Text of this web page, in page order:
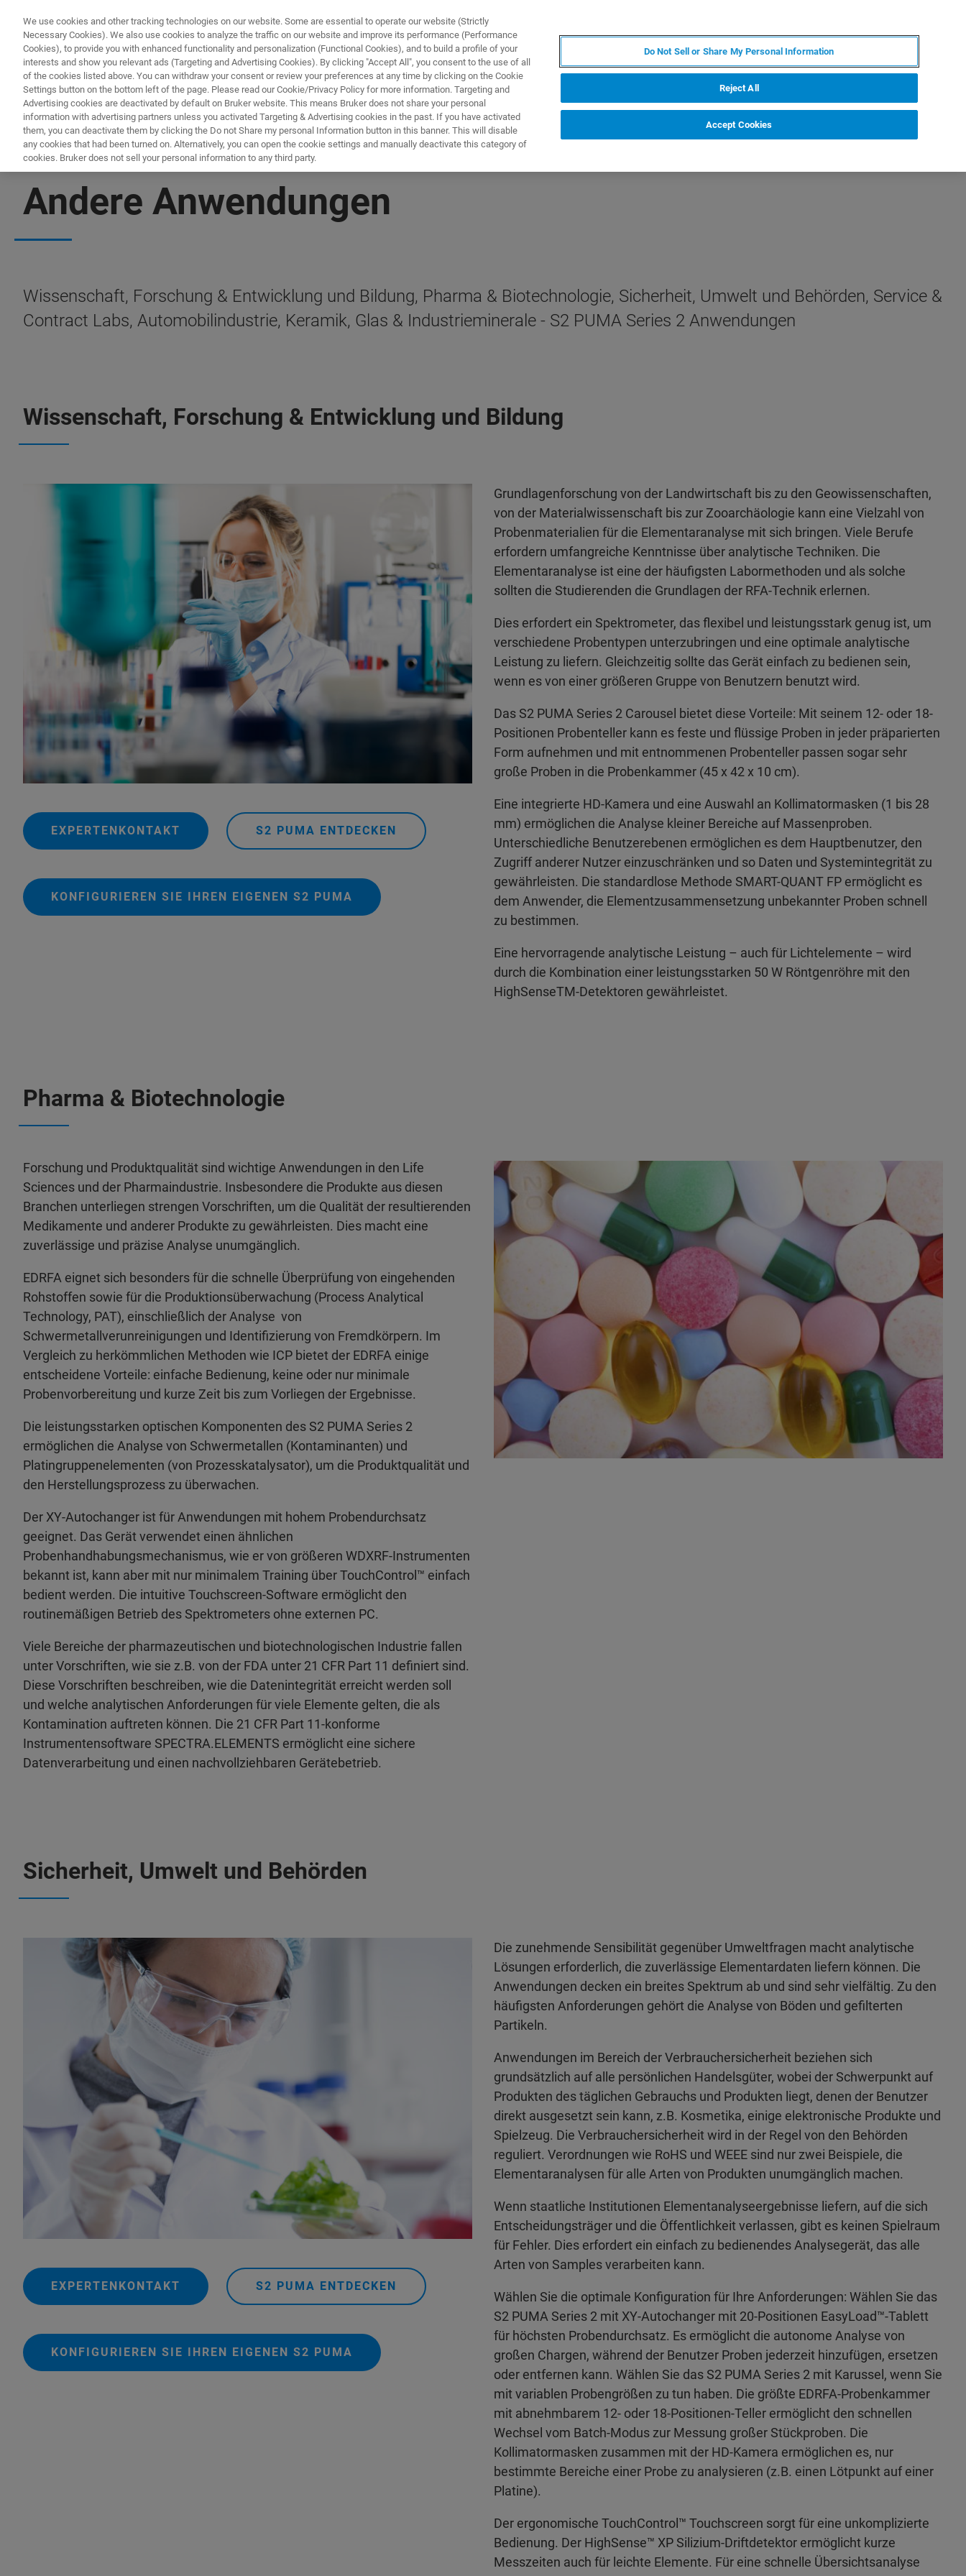
PRODUKTE & LÖSUNGEN ANWENDUNGEN SERVICE
Andere Anwendungen
Wissenschaft, Forschung & Entwicklung und Bildung, Pharma & Biotechnologie, Sicherheit, Umwelt und Behörden, Service &
Contract Labs, Automobilindustrie, Keramik, Glas & Industrieminerale - S2 PUMA Series 2 Anwendungen
Wissenschaft, Forschung & Entwicklung und Bildung
EXPERTENKONTAKT S2 PUMA ENTDECKEN
KONFIGURIEREN SIE IHREN EIGENEN S2 PUMA
Grundlagenforschung von der Landwirtschaft bis zu den Geowissenschaften,
von der Materialwissenschaft bis zur Zooarchäologie kann eine Vielzahl von
Probenmaterialien für die Elementaranalyse mit sich bringen. Viele Berufe
erfordern umfangreiche Kenntnisse über analytische Techniken. Die
Elementaranalyse ist eine der häufigsten Labormethoden und als solche
sollten die Studierenden die Grundlagen der RFA-Technik erlernen.
Dies erfordert ein Spektrometer, das flexibel und leistungsstark genug ist, um
verschiedene Probentypen unterzubringen und eine optimale analytische
Leistung zu liefern. Gleichzeitig sollte das Gerät einfach zu bedienen sein,
wenn es von einer größeren Gruppe von Benutzern benutzt wird.
Das S2 PUMA Series 2 Carousel bietet diese Vorteile: Mit seinem 12- oder 18-
Positionen Probenteller kann es feste und flüssige Proben in jeder präparierten
Form aufnehmen und mit entnommenen Probenteller passen sogar sehr
große Proben in die Probenkammer (45 x 42 x 10 cm).
Eine integrierte HD-Kamera und eine Auswahl an Kollimatormasken (1 bis 28
mm) ermöglichen die Analyse kleiner Bereiche auf Massenproben.
Unterschiedliche Benutzerebenen ermöglichen es dem Hauptbenutzer, den
Zugriff anderer Nutzer einzuschränken und so Daten und Systemintegrität zu
gewährleisten. Die standardlose Methode SMART-QUANT FP ermöglicht es
dem Anwender, die Elementzusammensetzung unbekannter Proben schnell
zu bestimmen.
Eine hervorragende analytische Leistung – auch für Lichtelemente – wird
durch die Kombination einer leistungsstarken 50 W Röntgenröhre mit den
HighSenseTM-Detektoren gewährleistet.
Pharma & Biotechnologie
Forschung und Produktqualität sind wichtige Anwendungen in den Life
Sciences und der Pharmaindustrie. Insbesondere die Produkte aus diesen
Branchen unterliegen strengen Vorschriften, um die Qualität der resultierenden
Medikamente und anderer Produkte zu gewährleisten. Dies macht eine
zuverlässige und präzise Analyse unumgänglich.
EDRFA eignet sich besonders für die schnelle Überprüfung von eingehenden
Rohstoffen sowie für die Produktionsüberwachung (Process Analytical
Technology, PAT), einschließlich der Analyse von
Schwermetallverunreinigungen und Identifizierung von Fremdkörpern. Im
Vergleich zu herkömmlichen Methoden wie ICP bietet der EDRFA einige
entscheidene Vorteile: einfache Bedienung, keine oder nur minimale
Probenvorbereitung und kurze Zeit bis zum Vorliegen der Ergebnisse.
Die leistungsstarken optischen Komponenten des S2 PUMA Series 2
ermöglichen die Analyse von Schwermetallen (Kontaminanten) und
Platingruppenelementen (von Prozesskatalysator), um die Produktqualität und
den Herstellungsprozess zu überwachen.
Der XY-Autochanger ist für Anwendungen mit hohem Probendurchsatz
geeignet. Das Gerät verwendet einen ähnlichen
Probenhandhabungsmechanismus, wie er von größeren WDXRF-Instrumenten
bekannt ist, kann aber mit nur minimalem Training über TouchControl™ einfach
bedient werden. Die intuitive Touchscreen-Software ermöglicht den
routinemäßigen Betrieb des Spektrometers ohne externen PC.
Viele Bereiche der pharmazeutischen und biotechnologischen Industrie fallen
unter Vorschriften, wie sie z.B. von der FDA unter 21 CFR Part 11 definiert sind.
Diese Vorschriften beschreiben, wie die Datenintegrität erreicht werden soll
und welche analytischen Anforderungen für viele Elemente gelten, die als
Kontamination auftreten können. Die 21 CFR Part 11-konforme
Instrumentensoftware SPECTRA.ELEMENTS ermöglicht eine sichere
Datenverarbeitung und einen nachvollziehbaren Gerätebetrieb.
Sicherheit, Umwelt und Behörden
EXPERTENKONTAKT S2 PUMA ENTDECKEN
KONFIGURIEREN SIE IHREN EIGENEN S2 PUMA
Die zunehmende Sensibilität gegenüber Umweltfragen macht analytische
Lösungen erforderlich, die zuverlässige Elementardaten liefern können. Die
Anwendungen decken ein breites Spektrum ab und sind sehr vielfältig. Zu den
häufigsten Anforderungen gehört die Analyse von Böden und gefilterten
Partikeln.
Anwendungen im Bereich der Verbrauchersicherheit beziehen sich
grundsätzlich auf alle persönlichen Handelsgüter, wobei der Schwerpunkt auf
Produkten des täglichen Gebrauchs und Produkten liegt, denen der Benutzer
direkt ausgesetzt sein kann, z.B. Kosmetika, einige elektronische Produkte und
Spielzeug. Die Verbrauchersicherheit wird in der Regel von den Behörden
reguliert. Verordnungen wie RoHS und WEEE sind nur zwei Beispiele, die
Elementaranalysen für alle Arten von Produkten unumgänglich machen.
Wenn staatliche Institutionen Elementanalyseergebnisse liefern, auf die sich
Entscheidungsträger und die Öffentlichkeit verlassen, gibt es keinen Spielraum
für Fehler. Dies erfordert ein einfach zu bedienendes Analysegerät, das alle
Arten von Samples verarbeiten kann.
Wählen Sie die optimale Konfiguration für Ihre Anforderungen: Wählen Sie das
S2 PUMA Series 2 mit XY-Autochanger mit 20-Positionen EasyLoad™-Tablett
für höchsten Probendurchsatz. Es ermöglicht die autonome Analyse von
großen Chargen, während der Benutzer Proben jederzeit hinzufügen, ersetzen
oder entfernen kann. Wählen Sie das S2 PUMA Series 2 mit Karussel, wenn Sie
mit variablen Probengrößen zu tun haben. Die größte EDRFA-Probenkammer
mit abnehmbarem 12- oder 18-Positionen-Teller ermöglicht den schnellen
Wechsel vom Batch-Modus zur Messung großer Stückproben. Die
Kollimatormasken zusammen mit der HD-Kamera ermöglichen es, nur
bestimmte Bereiche einer Probe zu analysieren (z.B. einen Lötpunkt auf einer
Platine).
Der ergonomische TouchControl™ Touchscreen sorgt für eine unkomplizierte
Bedienung. Der HighSense™ XP Silizium-Driftdetektor ermöglicht kurze
Messzeiten auch für leichte Elemente. Für eine schnelle Übersichtsanalyse
We use cookies and other tracking technologies on our website. Some are essential to operate our website (Strictly
Necessary Cookies). We also use cookies to analyze the traffic on our website and improve its performance (Performance
Cookies), to provide you with enhanced functionality and personalization (Functional Cookies), and to build a profile of your
interests and show you relevant ads (Targeting and Advertising Cookies). By clicking "Accept All", you consent to the use of all
of the cookies listed above. You can withdraw your consent or review your preferences at any time by clicking on the Cookie
Settings button on the bottom left of the page. Please read our Cookie/Privacy Policy for more information. Targeting and
Advertising cookies are deactivated by default on Bruker website. This means Bruker does not share your personal
information with advertising partners unless you activated Targeting & Advertising cookies in the past. If you have activated
them, you can deactivate them by clicking the Do not Share my personal Information button in this banner. This will disable
any cookies that had been turned on. Alternatively, you can open the cookie settings and manually deactivate this category of
cookies. Bruker does not sell your personal information to any third party.
Do Not Sell or Share My Personal Information
Reject All
Accept Cookies